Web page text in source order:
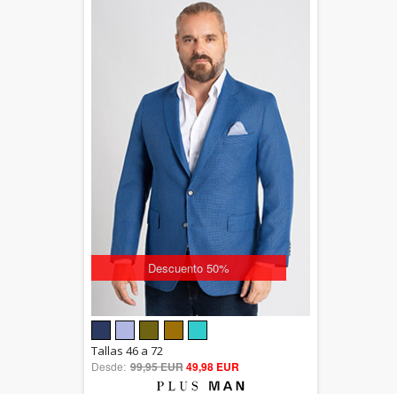
Descuento 50%
out of 5
Tallas 46 a 72
Desde: 99,95 EUR49,98 EUR